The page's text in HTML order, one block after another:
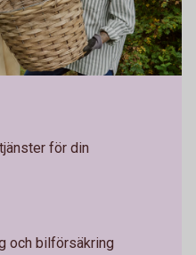
för din
och bilförsäkring